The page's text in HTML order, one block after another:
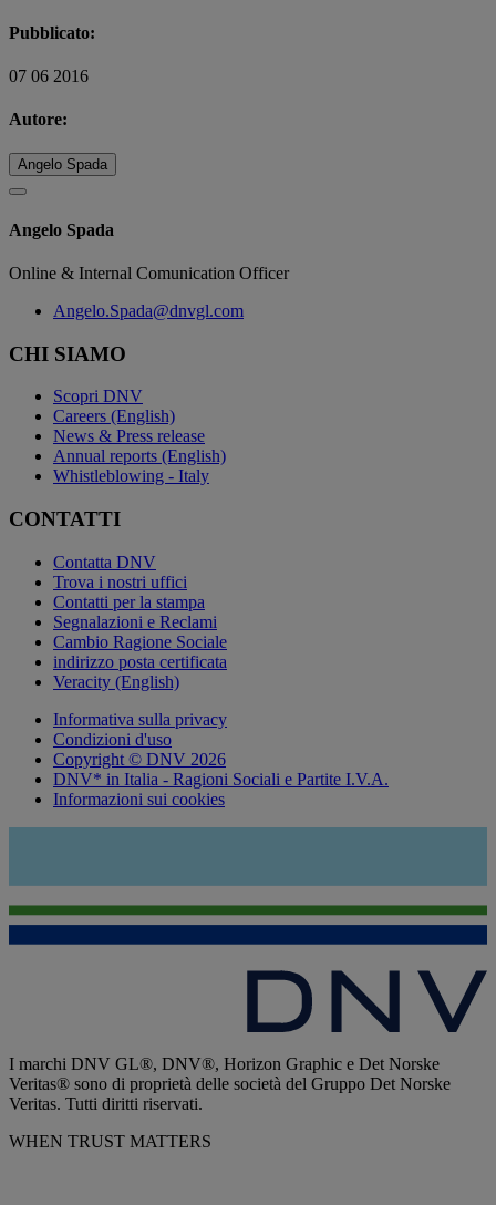
Pubblicato:
07 06 2016
Autore:
Angelo Spada
Angelo Spada
Online & Internal Comunication Officer
Angelo.Spada@dnvgl.com
CHI SIAMO
Scopri DNV
Careers (English)
News & Press release
Annual reports (English)
Whistleblowing - Italy
CONTATTI
Contatta DNV
Trova i nostri uffici
Contatti per la stampa
Segnalazioni e Reclami
Cambio Ragione Sociale
indirizzo posta certificata
Veracity (English)
Informativa sulla privacy
Condizioni d'uso
Copyright © DNV 2026
DNV* in Italia - Ragioni Sociali e Partite I.V.A.
Informazioni sui cookies
I marchi DNV GL®, DNV®, Horizon Graphic e Det Norske
Veritas® sono di proprietà delle società del Gruppo Det Norske
Veritas. Tutti diritti riservati.
WHEN TRUST MATTERS